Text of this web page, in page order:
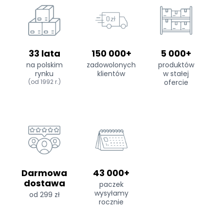
33 lata
na polskim
rynku
(od 1992 r.)
150 000+
zadowolonych
klientów
5 000+
produktów
w stałej
ofercie
Darmowa
dostawa
od 299 zł
43 000+
paczek
wysyłamy
rocznie